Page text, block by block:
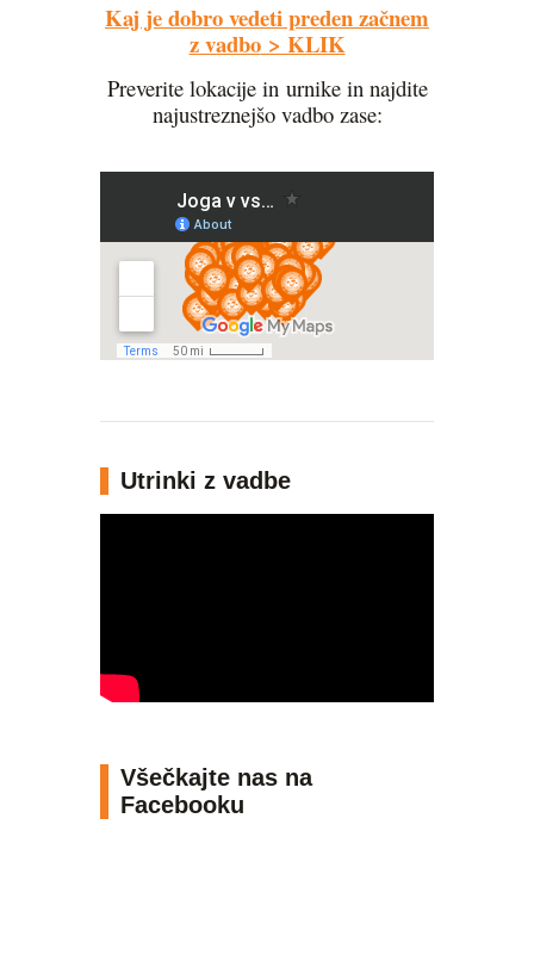
Kaj je dobro vedeti preden začnem
z vadbo> KLIK
Preverite lokacije in urnike in najdite
najustreznejšo vadbo zase:
Utrinki z vadbe
Všečkajte nas na
Facebooku